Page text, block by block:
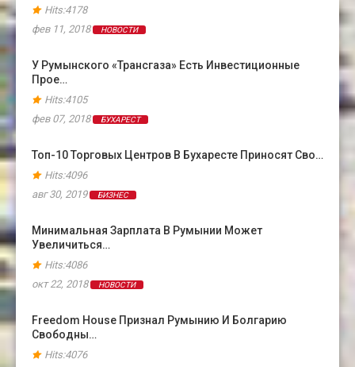
Hits:4178
фев 11, 2018
НОВОСТИ
У Румынского «Трансгаза» Есть Инвестиционные
Прое…
Hits:4105
фев 07, 2018
БУХАРЕСТ
Топ-10 Торговых Центров В Бухаресте Приносят Сво…
Hits:4096
авг 30, 2019
БИЗНЕС
Минимальная Зарплата В Румынии Может
Увеличиться…
Hits:4086
окт 22, 2018
НОВОСТИ
Freedom House Признал Румынию И Болгарию
Свободны…
Hits:4076